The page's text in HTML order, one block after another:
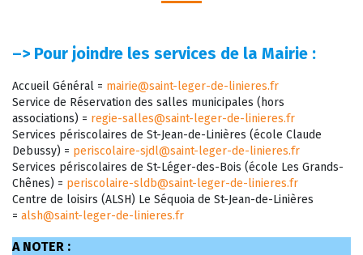
–> Pour joindre les services de la Mairie :
Accueil Général = mairie@saint-leger-de-linieres.fr
Service de Réservation des salles municipales (hors
associations) = regie-salles@saint-leger-de-linieres.fr
Services périscolaires de St-Jean-de-Linières (école Claude
Debussy) = periscolaire-sjdl@saint-leger-de-linieres.fr
Services périscolaires de St-Léger-des-Bois (école Les Grands-
Chênes) = periscolaire-sldb@saint-leger-de-linieres.fr
Centre de loisirs (ALSH) Le Séquoia de St-Jean-de-Linières
= alsh@saint-leger-de-linieres.fr
A NOTER :